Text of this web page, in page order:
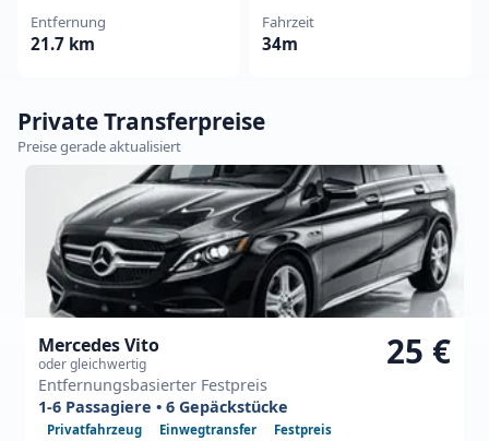
Entfernung
21.7 km
Fahrzeit
34m
Private Transferpreise
Preise gerade aktualisiert
Mercedes Vito
oder gleichwertig
Entfernungsbasierter Festpreis
25 €
1-6 Passagiere • 6 Gepäckstücke
Privatfahrzeug Einwegtransfer Festpreis